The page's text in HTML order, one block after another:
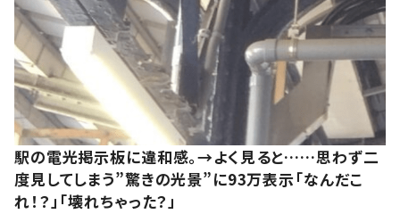
駅の電光掲示板に違和感。→よく見ると……思わず二
度見してしまう”驚きの光景”に93万表示「なんだこ
れ！？」「壊れちゃった？」